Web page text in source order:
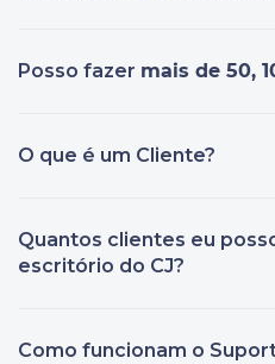
Posso fazer mais de 50,
O que é um Cliente?
Quantos clientes eu
escritório do CJ?
Como funcionam o